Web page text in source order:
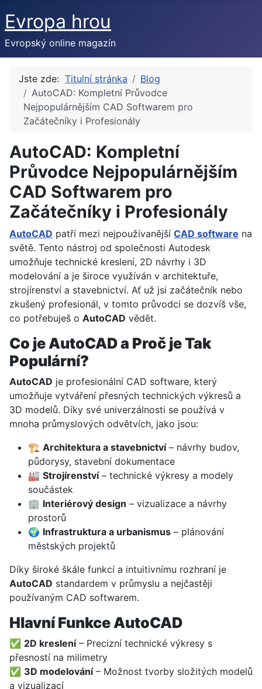
Evropa hrou
Evropský online magazín
Jste zde: Titulní stránka
Blog
AutoCAD: Kompletní Průvodce
Nejpopulárnějším CAD Softwarem pro
Začátečníky i Profesionály
AutoCAD: Kompletní
Průvodce Nejpopulárnějším
CAD Softwarem pro
Začátečníky i Profesionály
AutoCAD patří mezi nejpoužívanější CAD software na
světě. Tento nástroj od společnosti Autodesk
umožňuje technické kreslení, 2D návrhy i 3D
modelování a je široce využíván v architektuře,
strojírenství a stavebnictví. Ať už jsi začátečník nebo
zkušený profesionál, v tomto průvodci se dozvíš vše,
co potřebuješ o AutoCAD vědět.
Co je AutoCAD a Proč je Tak
Populární?
AutoCAD je profesionální CAD software, který
umožňuje vytváření přesných technických výkresů a
3D modelů. Díky své univerzálnosti se používá v
mnoha průmyslových odvětvích, jako jsou:
🏗 Architektura a stavebnictví– návrhy budov,
půdorysy, stavební dokumentace
🏭 Strojírenství– technické výkresy a modely
součástek
🏢 Interiérový design – vizualizace a návrhy
prostorů
🌍 Infrastruktura a urbanismus – plánování
městských projektů
Díky široké škále funkcí a intuitivnímu rozhraní je
AutoCAD standardem v průmyslu a nejčastěji
používaným CAD softwarem.
Hlavní Funkce AutoCAD
✅ 2D kreslení– Precizní technické výkresy s
přesností na milimetry
✅ 3D modelování– Možnost tvorby složitých modelů
a vizualizací